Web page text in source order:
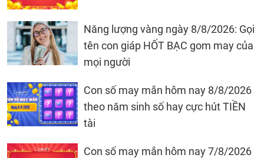
Năng lượng vàng ngày 8/8/2026: Gọi
tên con giáp HỐT BẠC gom may của
mọi người
Con số may mắn hôm nay 8/8/2026
theo năm sinh số hay cực hút TIỀN
tài
Con số may mắn hôm nay 7/8/2026